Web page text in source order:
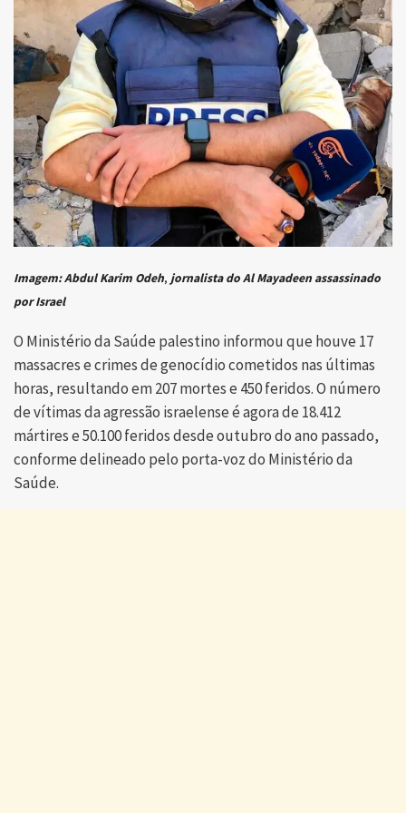
Imagem:Abdul Karim Odeh, jornalista do Al Mayadeen assassinado
por Israel
O Ministério da Saúde palestino informou que houve 17
massacres e crimes de genocídio cometidos nas últimas
horas, resultando em 207 mortes e 450 feridos. O número
de vítimas da agressão israelense é agora de 18.412
mártires e 50.100 feridos desde outubro do ano passado,
conforme delineado pelo porta-voz do Ministério da
Saúde.